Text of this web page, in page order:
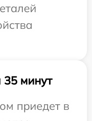
минут
приедет в